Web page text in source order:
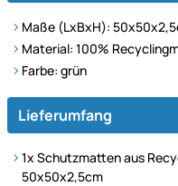
Maße (LxBxH):
Material: 100%
Farbe: grün
Lieferumfang
1x Schutzmatten aus
50x50x2,5cm